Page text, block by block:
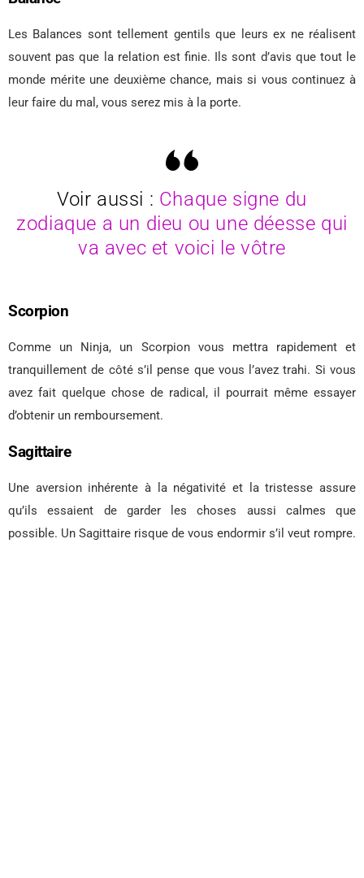
Les Balances sont tellement gentils que leurs ex ne réalisent
souvent pas que la relation est finie. Ils sont d’avis que tout le
monde mérite une deuxième chance, mais si vous continuez à
leur faire du mal, vous serez mis à la porte.
Voir aussi : Chaque signe du
zodiaque a un dieu ou une déesse qui
va avec et voici le vôtre
Scorpion
Comme un Ninja, un Scorpion vous mettra rapidement et
tranquillement de côté s’il pense que vous l’avez trahi. Si vous
avez fait quelque chose de radical, il pourrait même essayer
d’obtenir un remboursement.
Sagittaire
Une aversion inhérente à la négativité et la tristesse assure
qu’ils essaient de garder les choses aussi calmes que
possible. Un Sagittaire risque de vous endormir s’il veut rompre.